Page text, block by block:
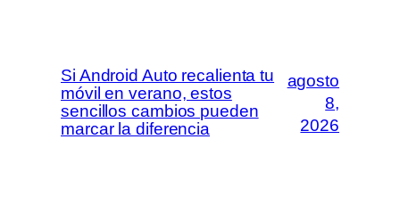
Si Android Auto recalienta tu
móvil en verano, estos
sencillos cambios pueden
marcar la diferencia
agosto
8,
2026